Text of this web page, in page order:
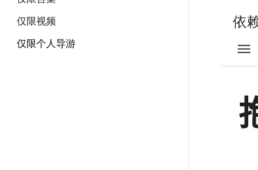
仅限视频
仅限个人导游
依